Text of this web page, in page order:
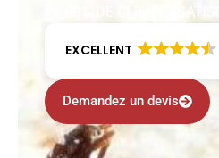
99% DE CLIENTS
EXCELLENT
Demandez un devis